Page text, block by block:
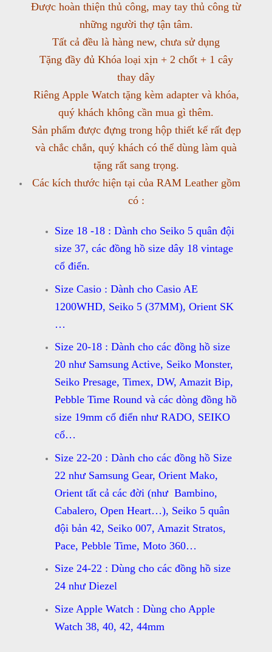
Được hoàn thiện thủ công, may tay thủ công từ
những người thợ tận tâm.
Tất cả đều là hàng new, chưa sử dụng
Tặng đầy đủ Khóa loại xịn + 2 chốt + 1 cây
thay dây
Riêng Apple Watch tặng kèm adapter và khóa,
quý khách không cần mua gì thêm.
Sản phẩm được đựng trong hộp thiết kế rất đẹp
và chắc chắn, quý khách có thể dùng làm quà
tặng rất sang trọng.
Các kích thước hiện tại của RAM Leather gồm
có :
Size 18 -18 : Dành cho Seiko 5 quân đội
size 37, các đồng hồ size dây 18 vintage
cổ điển.
Size Casio : Dành cho Casio AE
1200WHD, Seiko 5 (37MM), Orient SK
…
Size 20-18 : Dành cho các đồng hồ size
20 như Samsung Active, Seiko Monster,
Seiko Presage, Timex, DW, Amazit Bip,
Pebble Time Round và các dòng đồng hồ
size 19mm cổ điển như RADO, SEIKO
cổ…
Size 22-20 : Dành cho các đồng hồ Size
22 như Samsung Gear, Orient Mako,
Orient tất cả các đời (như Bambino,
Cabalero, Open Heart…), Seiko 5 quân
đội bản 42, Seiko 007, Amazit Stratos,
Pace, Pebble Time, Moto 360…
Size 24-22 : Dùng cho các đồng hồ size
24 như Diezel
Size Apple Watch : Dùng cho Apple
Watch 38, 40, 42, 44mm